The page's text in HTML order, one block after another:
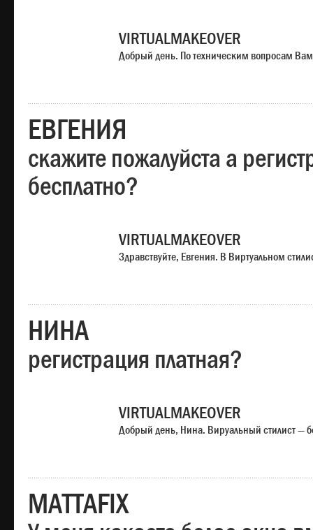
VIRTUALMAKEOVER
Добрый день. По техническим вопросам
ЕВГЕНИЯ
скажите пожалуйста а
бесплатно?
VIRTUALMAKEOVER
Здравствуйте, Евгения. В Виртуальном
НИНА
регистрация платная?
VIRTUALMAKEOVER
Добрый день, Нина. Вируальный стилист —
MATTAFIX